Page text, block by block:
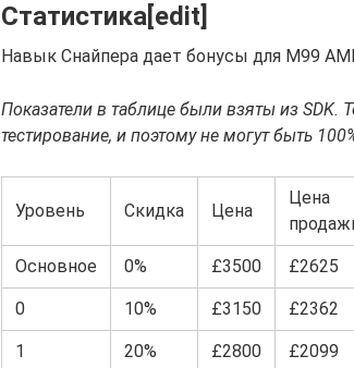
Статистика[edit]
Навык Снайпера дает бонусы для M99
Показатели в таблице были взяты из
тестирование, и поэтому не могут быть
Уровень Скидка Цена
Цена
Основное 0% £3500 £2625
0 10% £3150 £2362
1 20% £2800 £2099